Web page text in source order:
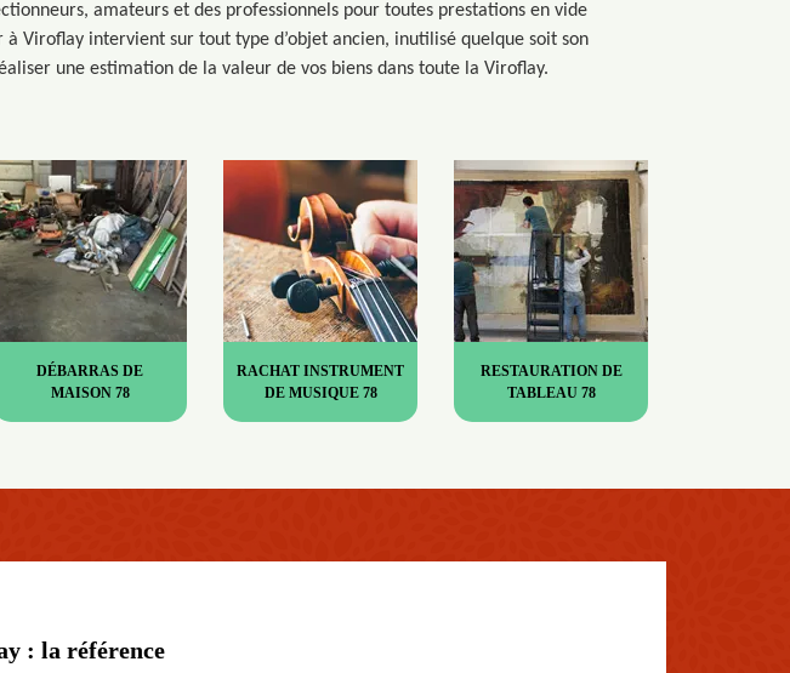
amateurs et des professionnels pour toutes prestations en vide
Viroflay intervient sur tout type d’objet ancien, inutilisé quelque soit son
une estimation de la valeur de vos biens dans toute la Viroflay.
DÉBARRAS DE
MAISON 78
RACHAT INSTRUMENT
DE MUSIQUE 78
RESTAURATION DE
TABLEAU 78
: la référence